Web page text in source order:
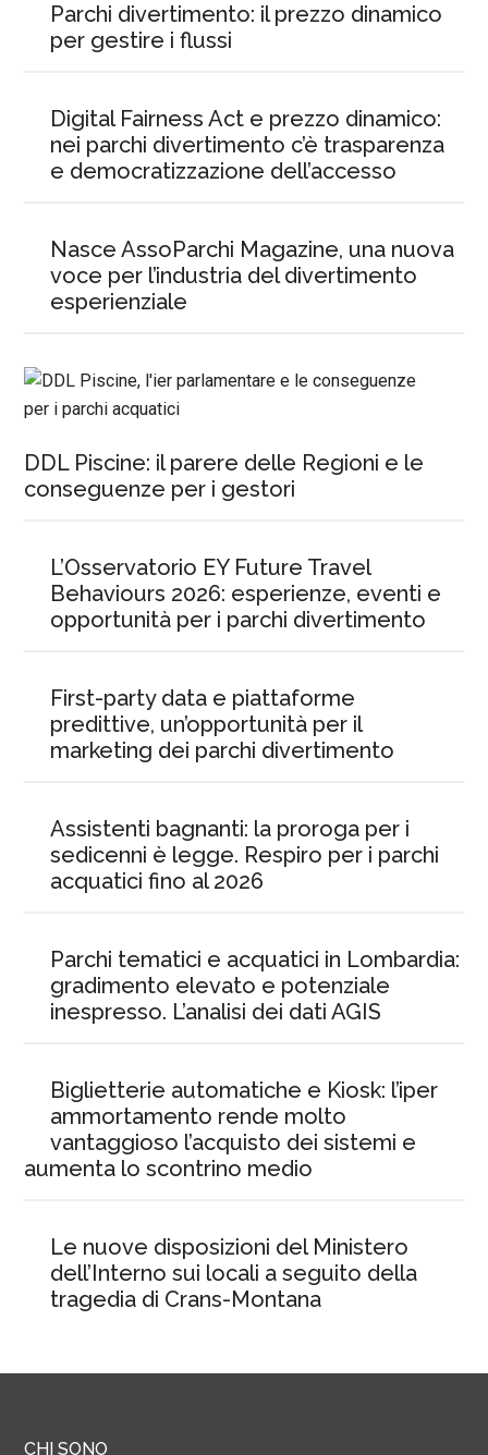
Parchi divertimento: il prezzo dinamico
per gestire i flussi
Digital Fairness Act e prezzo dinamico:
nei parchi divertimento c’è trasparenza
e democratizzazione dell’accesso
Nasce AssoParchi Magazine, una nuova
voce per l’industria del divertimento
esperienziale
DDL Piscine: il parere delle Regioni e le
conseguenze per i gestori
L’Osservatorio EY Future Travel
Behaviours 2026: esperienze, eventi e
opportunità per i parchi divertimento
First-party data e piattaforme
predittive, un’opportunità per il
marketing dei parchi divertimento
Assistenti bagnanti: la proroga per i
sedicenni è legge. Respiro per i parchi
acquatici fino al 2026
Parchi tematici e acquatici in Lombardia:
gradimento elevato e potenziale
inespresso. L’analisi dei dati AGIS
Biglietterie automatiche e Kiosk: l’iper
ammortamento rende molto
vantaggioso l’acquisto dei sistemi e
aumenta lo scontrino medio
Le nuove disposizioni del Ministero
dell’Interno sui locali a seguito della
tragedia di Crans-Montana
CHI SONO